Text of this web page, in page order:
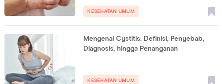
KESEHATAN UMUM
Mengenal Cystitis: Definisi, Penyebab,
Diagnosis, hingga Penanganan
KESEHATAN UMUM